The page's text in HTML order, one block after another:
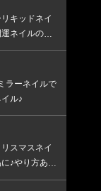
キッドネイ
ネイルのや
ラーネイルで
ル♪
スマスネイ
♪やり方あり